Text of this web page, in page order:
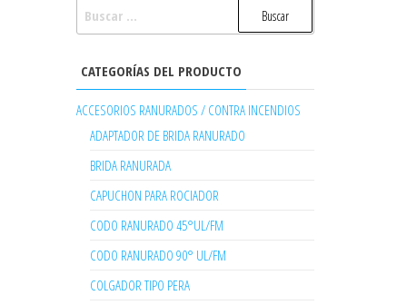
CATEGORÍAS DEL PRODUCTO
ACCESORIOS RANURADOS / CONTRA INCENDIOS
ADAPTADOR DE BRIDA RANURADO
BRIDA RANURADA
CAPUCHON PARA ROCIADOR
CODO RANURADO 45°UL/FM
CODO RANURADO 90° UL/FM
COLGADOR TIPO PERA